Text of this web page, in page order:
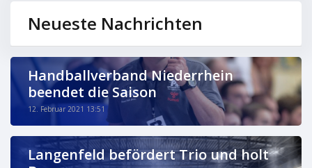
Neueste Nachrichten
Handballverband Niederrhein
beendet die Saison
12. Februar 2021 13:51
Langenfeld befördert Trio und holt